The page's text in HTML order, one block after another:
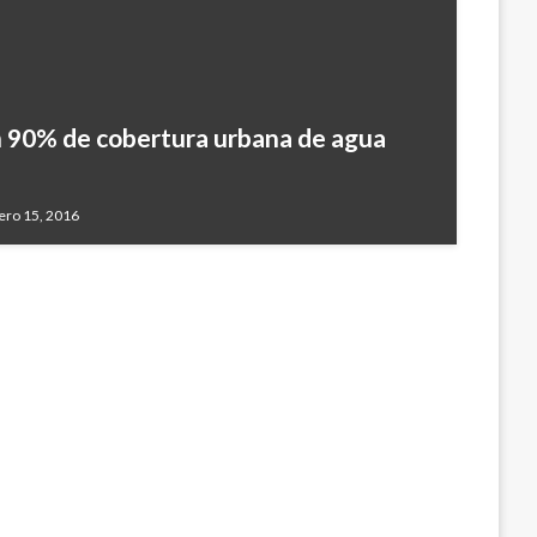
de cobertura urbana de agua
15, 2016
valores de radiación ultravioleta
2018